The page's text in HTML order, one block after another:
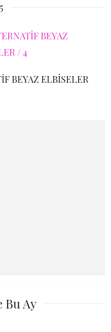
BEYAZ ELBİSELER
Bu Ay